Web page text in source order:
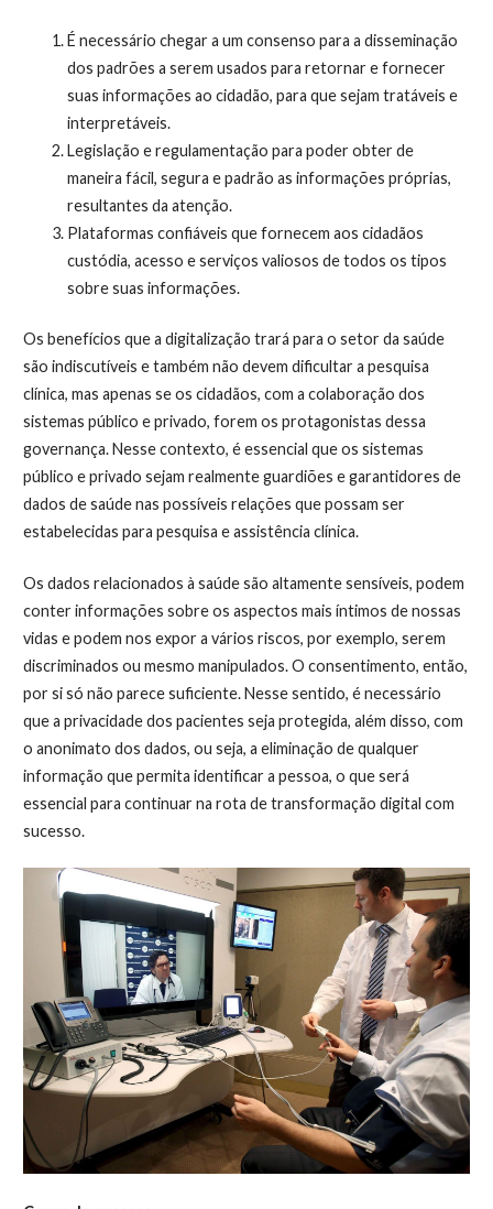
É necessário chegar a um consenso para a disseminação
dos padrões a serem usados ​​para retornar e fornecer
suas informações ao cidadão, para que sejam tratáveis ​​e
interpretáveis.
Legislação e regulamentação para poder obter de
maneira fácil, segura e padrão as informações próprias,
resultantes da atenção.
Plataformas confiáveis ​​que fornecem aos cidadãos
custódia, acesso e serviços valiosos de todos os tipos
sobre suas informações.
Os benefícios que a digitalização trará para o setor da saúde
são indiscutíveis e também não devem dificultar a pesquisa
clínica, mas apenas se os cidadãos, com a colaboração dos
sistemas público e privado, forem os protagonistas dessa
governança. Nesse contexto, é essencial que os sistemas
público e privado sejam realmente guardiões e garantidores de
dados de saúde nas possíveis relações que possam ser
estabelecidas para pesquisa e assistência clínica.
Os dados relacionados à saúde são altamente sensíveis, podem
conter informações sobre os aspectos mais íntimos de nossas
vidas e podem nos expor a vários riscos, por exemplo, serem
discriminados ou mesmo manipulados. O consentimento, então,
por si só não parece suficiente. Nesse sentido, é necessário
que a privacidade dos pacientes seja protegida, além disso, com
o anonimato dos dados, ou seja, a eliminação de qualquer
informação que permita identificar a pessoa, o que será
essencial para continuar na rota de transformação digital com
sucesso.